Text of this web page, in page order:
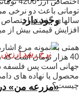
وجود دارد
«مزرعه من» در
تومانی باعث دو نرخی
افزایش قیمتی بیش از
همتی به نمونه مرغ
محصول یا نهاده های
چیست؟